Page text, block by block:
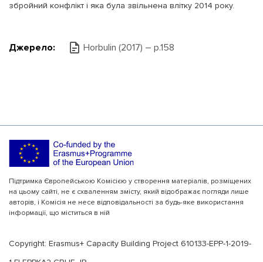
збройний конфлікт і яка була звільнена влітку 2014 року.
Джерело: Horbulin (2017) – p.158
Підтримка Європейською Комісією у створення матеріалів, розміщених
на цьому сайті, не є схваленням змісту, який відображає погляди лише
авторів, і Комісія не несе відповідальності за будь-яке використання
інформації, що міститься в ній
Copyright: Erasmus+ Capacity Building Project 610133-EPP-1-2019-